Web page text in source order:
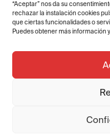
“Aceptar” nos da su
rechazar la instalación cookies
que ciertas funcionalidades o
Puedes obtener más información